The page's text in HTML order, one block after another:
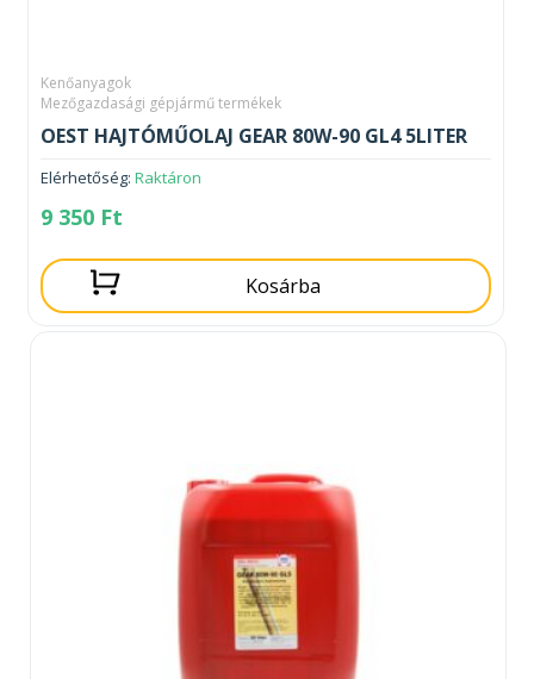
Kenőanyagok
Mezőgazdasági gépjármű termékek
OEST HAJTÓMŰOLAJ GEAR 80W-90 GL4 5LITER
Elérhetőség: Raktáron
9 350 Ft
Kosárba